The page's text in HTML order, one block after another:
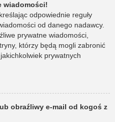
wiadomości!
odpowiednie reguły
od danego nadawcy.
prywatne wiadomości,
którzy będą mogli zabronić
prywatnych
obraźliwy e-mail od kogoś z